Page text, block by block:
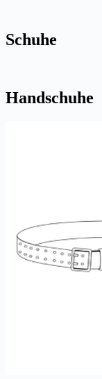
Schuhe
Handschuhe